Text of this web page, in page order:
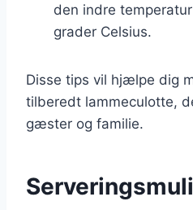
den indre
grader Celsius.
Disse tips vil hjælpe dig
tilberedt lammeculotte,
gæster og familie.